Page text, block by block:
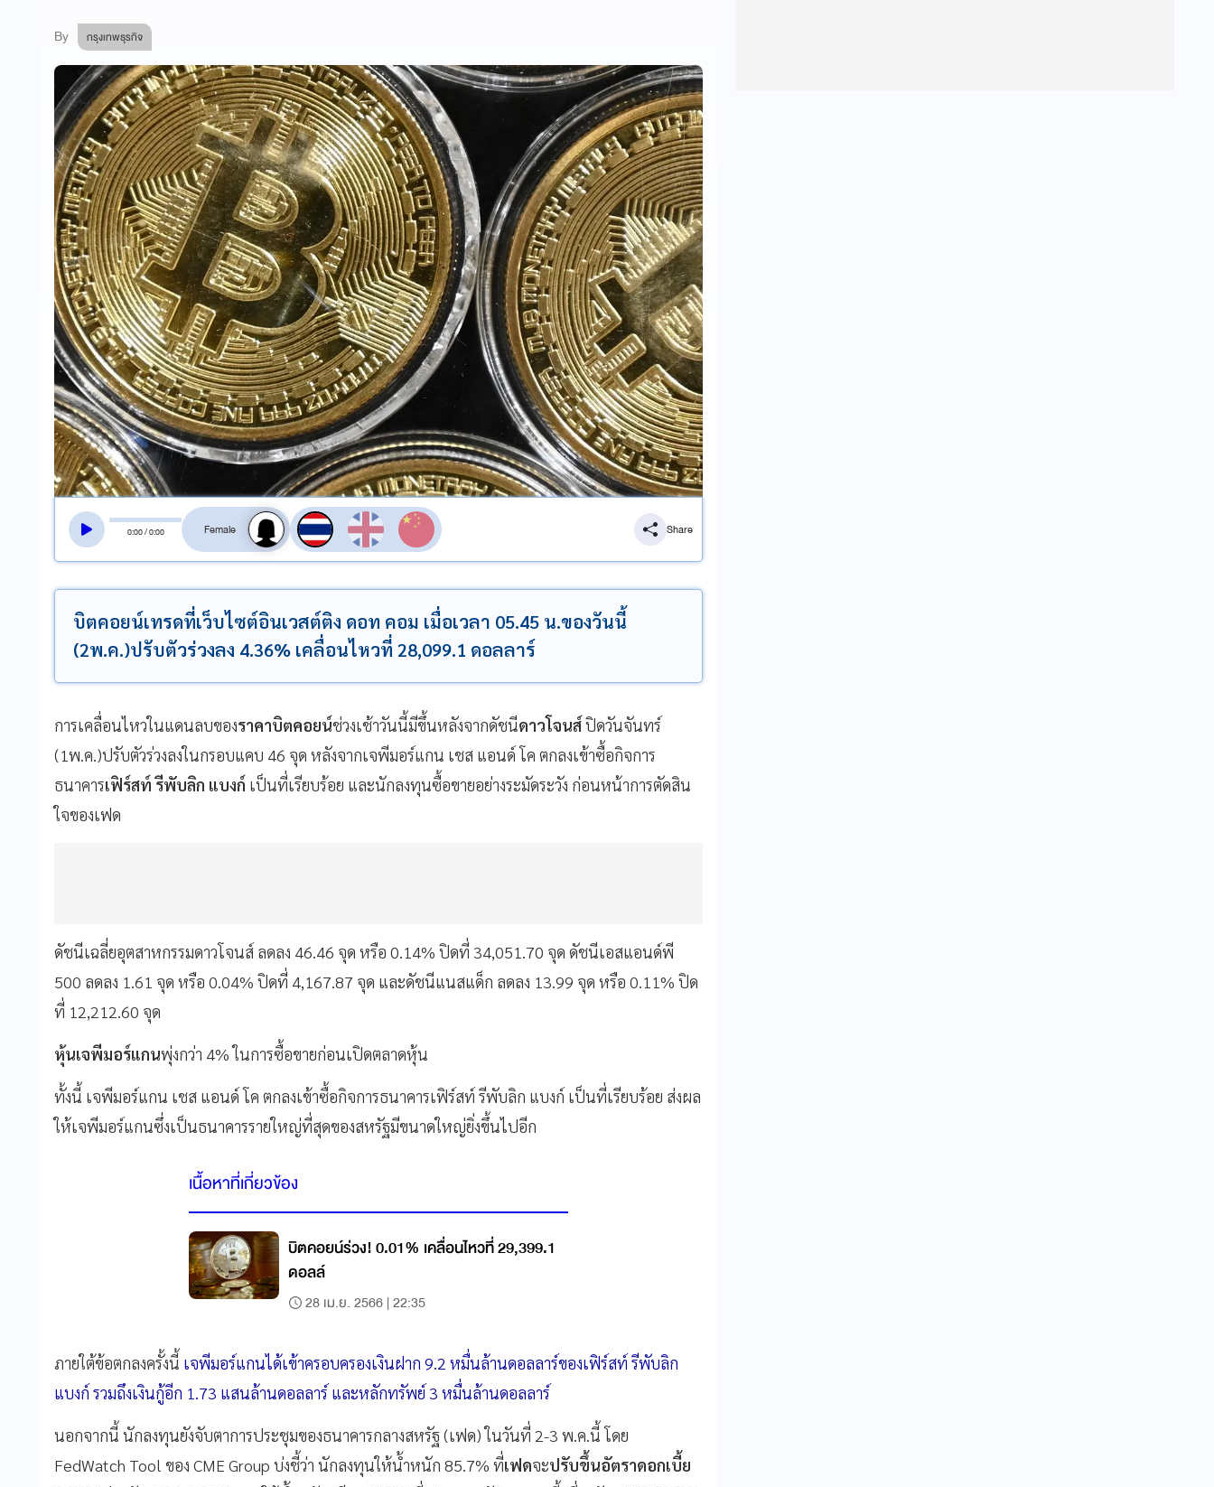
By กรุงเทพธุรกิจ
0:00/0:00
สลับเสียงอ่าน
Share
บิตคอยน์เทรดที่เว็บไซต์อินเวสต์ติง ดอท คอม เมื่อเวลา 05.45 น.ของวันนี้
(2พ.ค.)ปรับตัวร่วงลง 4.36% เคลื่อนไหวที่ 28,099.1 ดอลลาร์
การเคลื่อนไหวในแดนลบของราคาบิตคอยน์ช่วงเช้าวันนี้มีขึ้นหลังจากดัชนีดาวโจนส์ปิดวันจันทร์
(1พ.ค.)ปรับตัวร่วงลงในกรอบแคบ 46 จุด หลังจากเจพีมอร์แกน เชส แอนด์ โค ตกลงเข้าซื้อกิจการ
ธนาคารเฟิร์สท์ รีพับลิก แบงก์ เป็นที่เรียบร้อย และนักลงทุนซื้อขายอย่างระมัดระวัง ก่อนหน้าการตัดสิน
ใจของเฟด
ดัชนีเฉลี่ยอุตสาหกรรมดาวโจนส์ ลดลง 46.46 จุด หรือ 0.14% ปิดที่ 34,051.70 จุด ดัชนีเอสแอนด์พี
500 ลดลง 1.61 จุด หรือ 0.04% ปิดที่ 4,167.87 จุด และดัชนีแนสแด็ก ลดลง 13.99 จุด หรือ 0.11% ปิด
ที่ 12,212.60 จุด
หุ้นเจพีมอร์แกนพุ่งกว่า 4% ในการซื้อขายก่อนเปิดตลาดหุ้น
ทั้งนี้ เจพีมอร์แกน เชส แอนด์ โค ตกลงเข้าซื้อกิจการธนาคารเฟิร์สท์ รีพับลิก แบงก์ เป็นที่เรียบร้อย ส่งผล
ให้เจพีมอร์แกนซึ่งเป็นธนาคารรายใหญ่ที่สุดของสหรัฐมีขนาดใหญ่ยิ่งขึ้นไปอีก
เนื้อหาที่เกี่ยวข้อง
บิตคอยน์ร่วง! 0.01% เคลื่อนไหวที่ 29,399.1
ดอลล์
28 เม.ย. 2566 | 22:35
ภายใต้ข้อตกลงครั้งนี้ เจพีมอร์แกนได้เข้าครอบครองเงินฝาก 9.2 หมื่นล้านดอลลาร์ของเฟิร์สท์ รีพับลิก
แบงก์ รวมถึงเงินกู้อีก 1.73 แสนล้านดอลลาร์ และหลักทรัพย์ 3 หมื่นล้านดอลลาร์
นอกจากนี้ นักลงทุนยังจับตาการประชุมของธนาคารกลางสหรัฐ (เฟด) ในวันที่ 2-3 พ.ค.นี้ โดย
FedWatch Tool ของ CME Group บ่งชี้ว่า นักลงทุนให้น้ำหนัก 85.7% ที่เฟดจะปรับขึ้นอัตราดอกเบี้ย